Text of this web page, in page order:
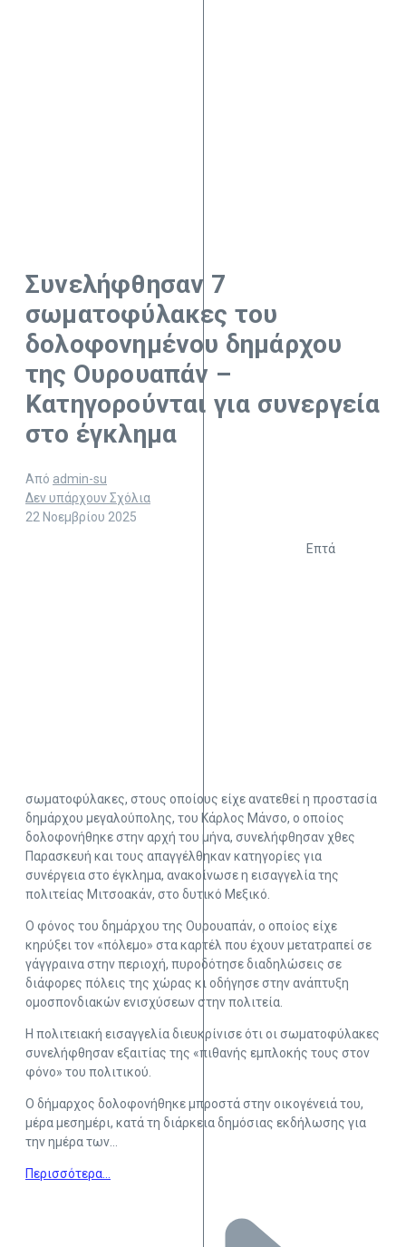
Συνελήφθησαν 7
σωματοφύλακες του
δολοφονημένου δημάρχου
της Ουρουαπάν –
Κατηγορούνται για συνεργεία
στο έγκλημα
Από admin-su
Δεν υπάρχουν Σχόλια
22 Νοεμβρίου 2025
Επτά
σωματοφύλακες, στους οποίους είχε ανατεθεί η προστασία
δημάρχου μεγαλούπολης, του Κάρλος Μάνσο, ο οποίος
δολοφονήθηκε στην αρχή του μήνα, συνελήφθησαν χθες
Παρασκευή και τους απαγγέλθηκαν κατηγορίες για
συνέργεια στο έγκλημα, ανακοίνωσε η εισαγγελία της
πολιτείας Μιτσοακάν, στο δυτικό Μεξικό.
Ο φόνος του δημάρχου της Ουρουαπάν, ο οποίος είχε
κηρύξει τον «πόλεμο» στα καρτέλ που έχουν μετατραπεί σε
γάγγραινα στην περιοχή, πυροδότησε διαδηλώσεις σε
διάφορες πόλεις της χώρας κι οδήγησε στην ανάπτυξη
ομοσπονδιακών ενισχύσεων στην πολιτεία.
Η πολιτειακή εισαγγελία διευκρίνισε ότι οι σωματοφύλακες
συνελήφθησαν εξαιτίας της «πιθανής εμπλοκής τους στον
φόνο» του πολιτικού.
Ο δήμαρχος δολοφονήθηκε μπροστά στην οικογένειά του,
μέρα μεσημέρι, κατά τη διάρκεια δημόσιας εκδήλωσης για
την ημέρα των…
Περισσότερα…